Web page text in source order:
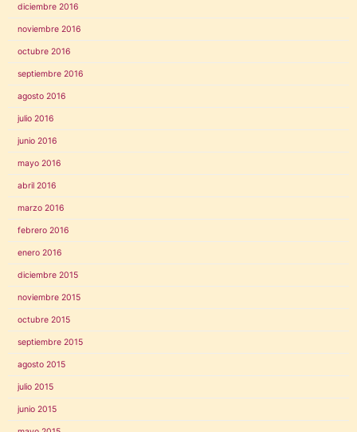
diciembre 2016
noviembre 2016
octubre 2016
septiembre 2016
agosto 2016
julio 2016
junio 2016
mayo 2016
abril 2016
marzo 2016
febrero 2016
enero 2016
diciembre 2015
noviembre 2015
octubre 2015
septiembre 2015
agosto 2015
julio 2015
junio 2015